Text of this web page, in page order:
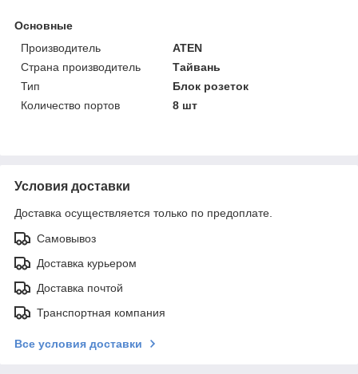
Основные
Производитель
ATEN
Страна производитель
Тайвань
Тип
Блок розеток
Количество портов
8 шт
Условия доставки
Доставка осуществляется только по предоплате.
Самовывоз
Доставка курьером
Доставка почтой
Транспортная компания
Все условия доставки